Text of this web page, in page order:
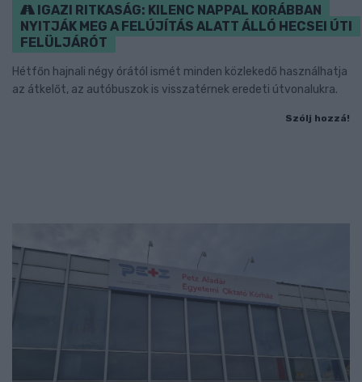
IGAZI RITKASÁG: KILENC NAPPAL KORÁBBAN
NYITJÁK MEG A FELÚJÍTÁS ALATT ÁLLÓ HECSEI ÚTI
FELÜLJÁRÓT
Hétfőn hajnali négy órától ismét minden közlekedő használhatja
az átkelőt, az autóbuszok is visszatérnek eredeti útvonalukra.
Szólj hozzá!